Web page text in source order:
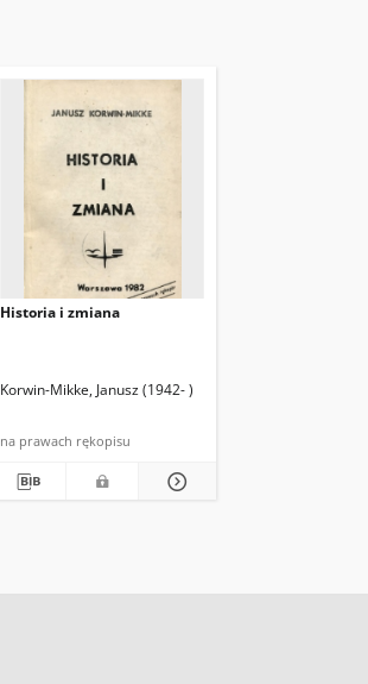
Historia i zmiana
Korwin-Mikke, Janusz (1942- )
na prawach rękopisu